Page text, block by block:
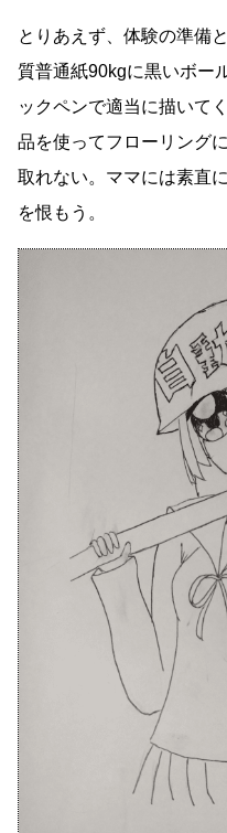
とりあえず、体験の準備
質普通紙90kgに黒いボー
ックペンで適当に描いて
品を使ってフローリング
取れない。ママには素直
を恨もう。